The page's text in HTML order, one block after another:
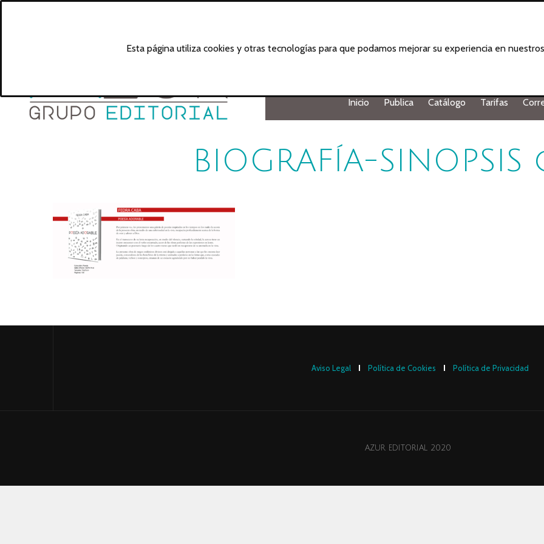
Inicio Publica Catálogo Tarifas
BIOGRAFÍA-
Aviso Legal Política de Cookies Política de Privacidad
AZUR EDITORIAL 2020
Esta página utiliza cookies y otras tecnologías para que podamos mejorar su experiencia en